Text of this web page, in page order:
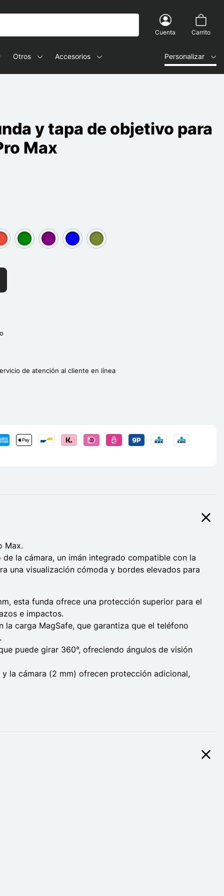
Cuenta Carrito
Otros Accesorios Personalizar
y tapa de objetivo para
Max
group[3]group[3]group[3]group[3]
de atención al cliente en línea
Max.
la cámara, un imán integrado compatible con la
una visualización cómoda y bordes elevados para
esta funda ofrece una protección superior para el
e impactos.
carga MagSafe, que garantiza que el teléfono
puede girar 360°, ofreciendo ángulos de visión
la cámara (2 mm) ofrecen protección adicional,